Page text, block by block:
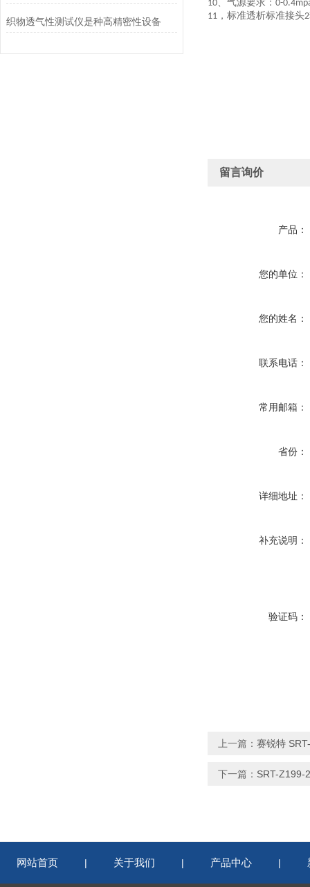
织物透气性测试仪是种高精密性设备
10、气源要求： 0-
11 ，标准透析标准接头2
留言询价
产品：
您的单位：
您的姓名：
联系电话：
常用邮箱：
省份：
详细地址：
补充说明：
验证码：
上一篇： 赛锐特
下一篇： SRT-Z199-
网站首页 | 关于我们 | 产品中心 |